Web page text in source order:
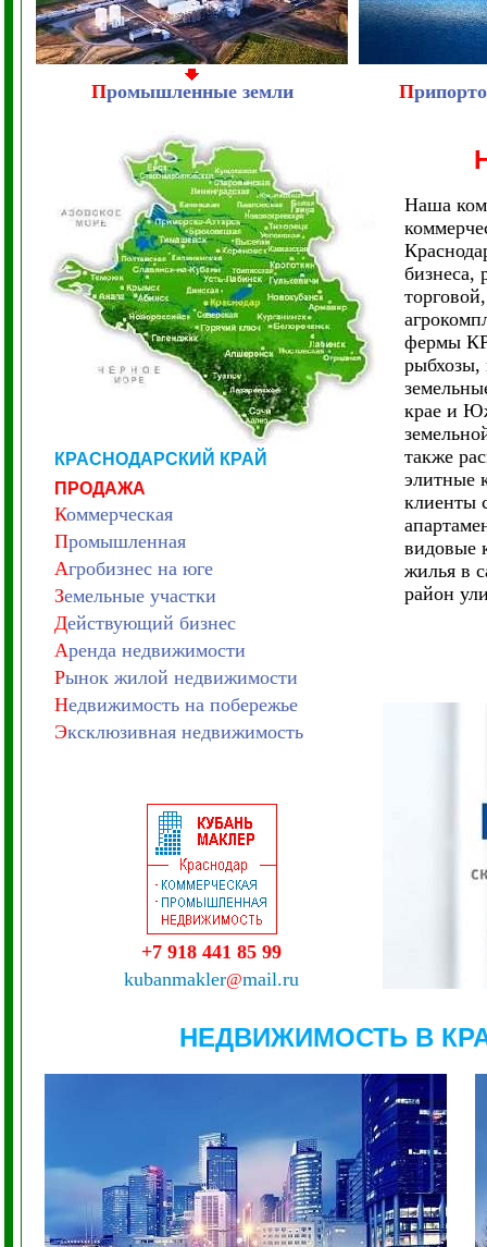
Промышленные земли П
КРАСНОДАРСКИЙ КРАЙ
ПРОДАЖА
Коммерческая
Промышленная
Агробизнес на юге
Земельные участки
Действующий бизнес
Аренда недвижимости
Рынок жилой недвижимости
Недвижимость на побережье
Эксклюзивная недвижимость
+7 918 441 85 99
kubanmakler@mail.ru
Наша
бизнеса,
фермы
рыбхозы,
крае и
также
элитные
клиенты
видовые
жилья в
район
НЕДВИЖИМОСТЬ В